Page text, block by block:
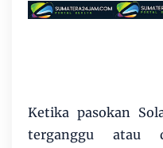
Ketika pasokan
terganggu atau